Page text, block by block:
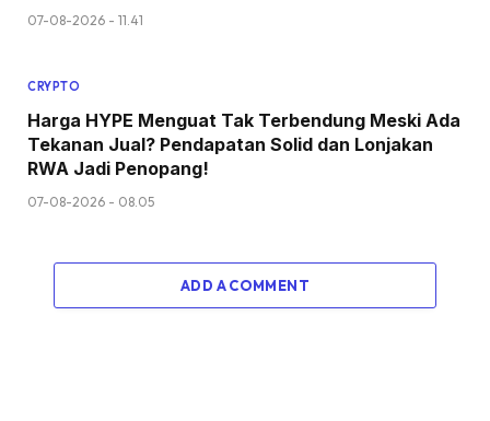
07-08-2026 - 11.41
CRYPTO
Harga HYPE Menguat Tak Terbendung Meski Ada
Tekanan Jual? Pendapatan Solid dan Lonjakan
RWA Jadi Penopang!
07-08-2026 - 08.05
ADD A COMMENT